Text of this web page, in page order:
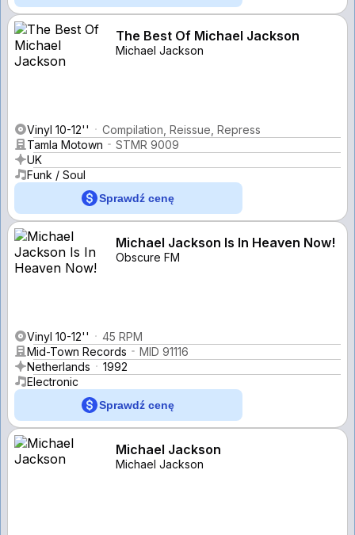
The Best Of Michael Jackson
Michael Jackson
Vinyl 10-12''
Compilation, Reissue, Repress
Tamla Motown
STMR 9009
UK
Funk / Soul
Sprawdź cenę
Michael Jackson Is In Heaven Now!
Obscure FM
Vinyl 10-12''
45 RPM
Mid-Town Records
MID 91116
Netherlands
1992
Electronic
Sprawdź cenę
Michael Jackson
Michael Jackson